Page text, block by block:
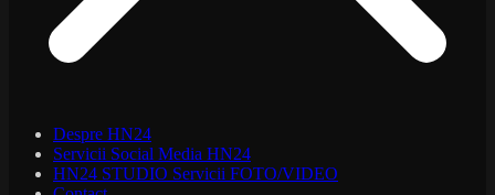
Despre HN24
Servicii Social Media HN24
HN24 STUDIO Servicii FOTO/VIDEO